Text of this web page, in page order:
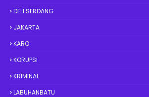
DELI SERDANG
JAKARTA
KARO
KORUPSI
KRIMINAL
LABUHANBATU